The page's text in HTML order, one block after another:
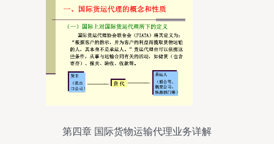
第四章 国际货物运输代理业务详解